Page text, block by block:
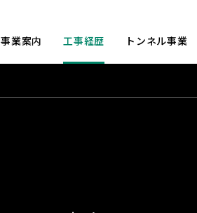
事業案内 工事経歴 トンネル事業